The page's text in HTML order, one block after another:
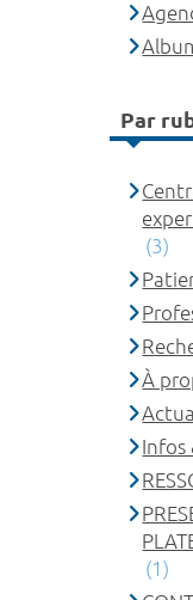
Par
(3)
À
Infos
(1)